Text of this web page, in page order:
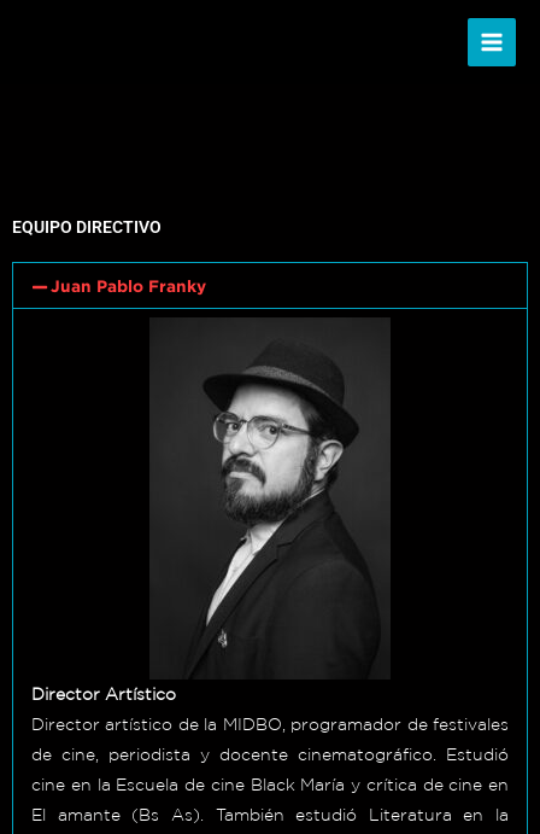
EQUIPO DIRECTIVO
Juan Pablo Franky
Director Artístico
Director artístico de la MIDBO, programador de festivales
de cine, periodista y docente cinematográfico. Estudió
cine en la Escuela de cine Black María y crítica de cine en
El amante (Bs As). También estudió Literatura en la